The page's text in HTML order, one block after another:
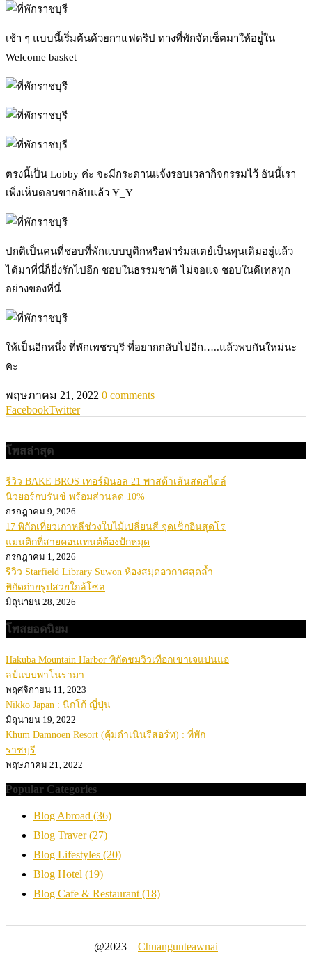
เช้า ๆ แบบนี้เริ่มต้นด้วยกาแฟดริป ทางที่พักจัดเซ็ตมาให้อยู่่ใน
Welcome basket
ตรงนี้เป็น Lobby ค่ะ จะมีกระดานแจ้งรอบเวลากิจกรรมไว้ อันนี้เรา
เพิ่งเห็นตอนขากลับแล้ว Y_Y
ปกติเป็นคนที่ชอบที่พักแบบบูติกหรือฟาร์มสเตย์เป็นทุนเดิมอยู่แล้ว
ได้มาที่นี่ก็ยิ่งรักไปอีก ชอบในธรรมชาติ ไม่จอแจ ชอบในดีเทลทุก
อย่างของที่นี่
ให้เป็นอีกหนึ่ง ที่พักเพชรบุรี ที่อยากกลับไปอีก…..แล้วพบกันใหม่นะ
คะ
พฤษภาคม 21, 2022 0 comments
FacebookTwitter
โพสล่าสุด
รีวิว BAKE BROS เทอร์มินอล 21 พาสต้าเส้นสดสไตล์
นิวยอร์กบรันช์ พร้อมส่วนลด 10%
กรกฎาคม 9, 2026
17 พิกัดเที่ยวเกาหลีช่วงใบไม้เปลี่ยนสี จุดเช็กอินสุดโร
แมนติกที่สายคอนเทนต์ต้องปักหมุด
กรกฎาคม 1, 2026
รีวิว Starfield Library Suwon ห้องสมุดอวกาศสุดล้ำ
พิกัดถ่ายรูปสวยใกล้โซล
มิถุนายน 28, 2026
โพสยอดนิยม
Hakuba Mountain Harbor พิกัดชมวิวเทือกเขาเจแปนแอ
ลป์แบบพาโนรามา
พฤศจิกายน 11, 2023
Nikko Japan : นิกโก้ ญี่ปุ่น
มิถุนายน 19, 2022
Khum Damnoen Resort (คุ้มดำเนินรีสอร์ท) : ที่พัก
ราชบุรี
พฤษภาคม 21, 2022
Popular Categories
Blog Abroad (36)
Blog Traver(27)
Blog Lifestyles (20)
Blog Hotel (19)
Blog Cafe & Restaurant (18)
@2023 – Chuangunteawnai